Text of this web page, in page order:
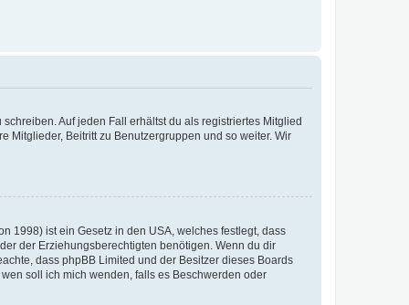
Auf jeden Fall erhältst du als registriertes Mitglied
Mitglieder, Beitritt zu Benutzergruppen und so weiter. Wir
1998) ist ein Gesetz in den USA, welches festlegt, dass
der Erziehungsberechtigten benötigen. Wenn du dir
dass phpBB Limited und der Besitzer dieses Boards
soll ich mich wenden, falls es Beschwerden oder